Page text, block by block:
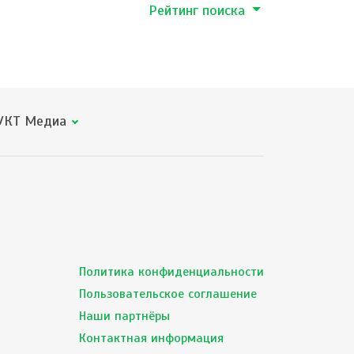
Рейтинг поиска
Медиа
Политика конфиденциальности
Пользовательское соглашение
Наши партнёры
Контактная информация